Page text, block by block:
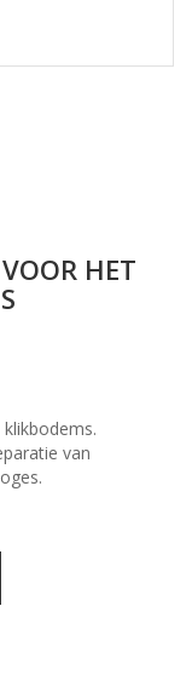
HET
van